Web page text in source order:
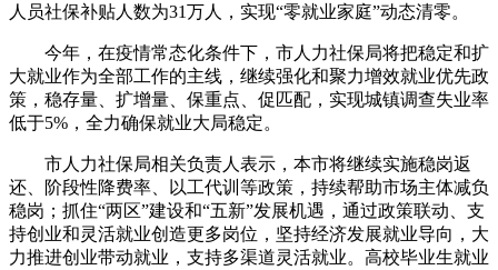
人员社保补贴人数为31万人，实现“零就业家庭”动态清零。
今年，在疫情常态化条件下，市人力社保局将把稳定和扩
大就业作为全部工作的主线，继续强化和聚力增效就业优先政
策，稳存量、扩增量、保重点、促匹配，实现城镇调查失业率
低于5%，全力确保就业大局稳定。
市人力社保局相关负责人表示，本市将继续实施稳岗返
还、阶段性降费率、以工代训等政策，持续帮助市场主体减负
稳岗；抓住“两区”建设和“五新”发展机遇，通过政策联动、支
持创业和灵活就业创造更多岗位，坚持经济发展就业导向，大
力推进创业带动就业，支持多渠道灵活就业。高校毕业生就业